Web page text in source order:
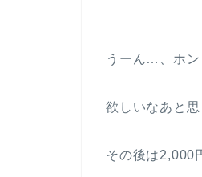
うーん…、ホン
欲しいなあと
その後は2,000